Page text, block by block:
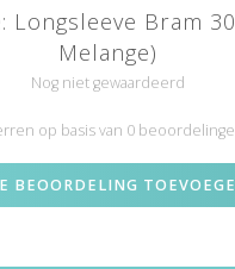
Longsleeve Bram
Melange)
Nog niet gewaardeerd
op basis van 0
BEOORDELING